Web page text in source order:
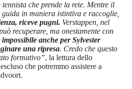
che prende la rete. Mentre il
in maniera istintiva e raccoglie,
riceve pugni. Verstappen, nel
recuperare, ma onestamente con
impossibile anche per Sylvester
una ripresa. Credo che questo
formativo”, la lettura dello
che potremmo assistere a